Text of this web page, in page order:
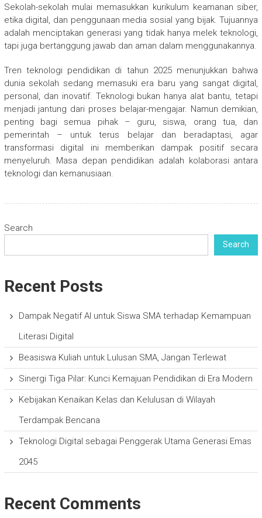
Sekolah-sekolah mulai memasukkan kurikulum keamanan siber,
etika digital, dan penggunaan media sosial yang bijak. Tujuannya
adalah menciptakan generasi yang tidak hanya melek teknologi,
tapi juga bertanggung jawab dan aman dalam menggunakannya.
Tren teknologi pendidikan di tahun 2025 menunjukkan bahwa
dunia sekolah sedang memasuki era baru yang sangat digital,
personal, dan inovatif. Teknologi bukan hanya alat bantu, tetapi
menjadi jantung dari proses belajar-mengajar. Namun demikian,
penting bagi semua pihak – guru, siswa, orang tua, dan
pemerintah – untuk terus belajar dan beradaptasi, agar
transformasi digital ini memberikan dampak positif secara
menyeluruh. Masa depan pendidikan adalah kolaborasi antara
teknologi dan kemanusiaan.
Search
Search
Recent Posts
Dampak Negatif AI untuk Siswa SMA terhadap Kemampuan
Literasi Digital
Beasiswa Kuliah untuk Lulusan SMA, Jangan Terlewat
Sinergi Tiga Pilar: Kunci Kemajuan Pendidikan di Era Modern
Kebijakan Kenaikan Kelas dan Kelulusan di Wilayah
Terdampak Bencana
Teknologi Digital sebagai Penggerak Utama Generasi Emas
2045
Recent Comments